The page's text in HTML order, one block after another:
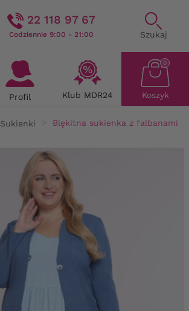
22 118 97 67
Codziennie 9:00 - 21:00 Szukaj
Profil Klub MDR24 Koszyk
0
Sukienki Blękitna sukienka z falbanami